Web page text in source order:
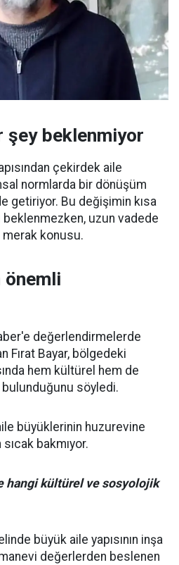
şey beklenmiyor
çekirdek aile
normlarda bir dönüşüm
getiriyor. Bu değişimin kısa
uzun vadede
merak konusu.
önemli
değerlendirmelerde
Fırat Bayar, bölgedeki
hem kültürel hem de
söyledi.
büyüklerinin huzurevine
bakmıyor.
hangi kültürel ve sosyolojik
büyük aile yapısının inşa
değerlerden beslenen